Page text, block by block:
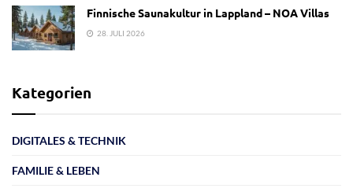
Finnische Saunakultur in Lappland – NOA Villas
28. JULI 2026
Kategorien
DIGITALES & TECHNIK
FAMILIE & LEBEN